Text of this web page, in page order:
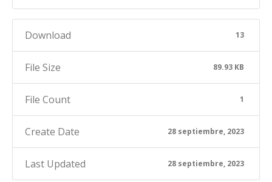
Download 13
File Size 89.93 KB
File Count 1
Create Date 28 septiembre, 2023
Last Updated 28 septiembre, 2023